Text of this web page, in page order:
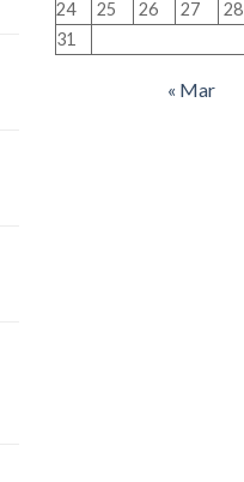
24
25 26 27 28
31
« Mar